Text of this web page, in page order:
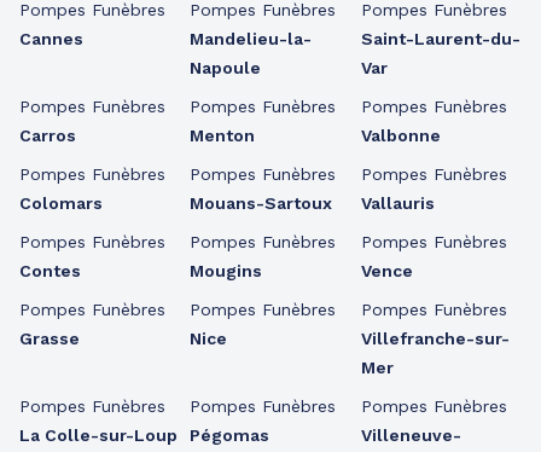
Pompes Funèbres
Cannes
Pompes Funèbres
Carros
Pompes Funèbres
Colomars
Pompes Funèbres
Contes
Pompes Funèbres
Grasse
Pompes Funèbres
La Colle-sur-Loup
Pompes Funèbres
Mandelieu-la-
Napoule
Pompes Funèbres
Menton
Pompes Funèbres
Mouans-Sartoux
Pompes Funèbres
Mougins
Pompes Funèbres
Nice
Pompes Funèbres
Pégomas
Pompes Funèbres
Saint-Laurent-du-
Var
Pompes Funèbres
Valbonne
Pompes Funèbres
Vallauris
Pompes Funèbres
Vence
Pompes Funèbres
Villefranche-sur-
Mer
Pompes Funèbres
Villeneuve-